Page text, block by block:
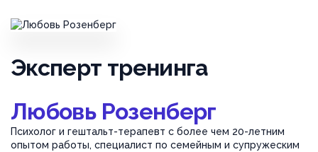
Эксперт тренинга
Любовь Розенберг
Психолог и гештальт-терапевт с более чем 20-летним
опытом работы, специалист по семейным и супружеским